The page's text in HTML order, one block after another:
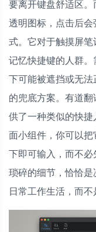
要离开键盘舒适区
透明图标，点击后
式。它对于触摸屏
记忆快捷键的人群
下可能被遮挡或无
的兜底方案。有道
供了一种类似的快
面小组件，你可以
下即可输入，而不
琐碎的细节，恰恰
日常工作生活，而不